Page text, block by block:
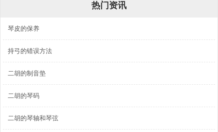
热门资讯
琴皮的保养
持弓的错误方法
二胡的制音垫
二胡的琴码
二胡的琴轴和琴弦